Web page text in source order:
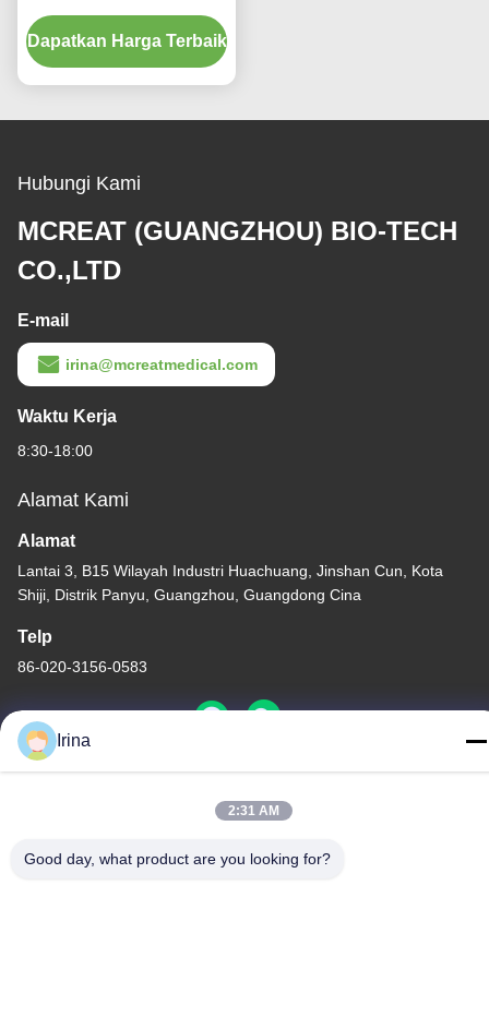
Perlengkapan medis
sekali pakai
Dapatkan Harga Terbaik
Hubungi Kami
MCREAT (GUANGZHOU) BIO-TECH
CO.,LTD
E-mail
irina@mcreatmedical.com
Waktu Kerja
8:30-18:00
Alamat Kami
Alamat
Lantai 3, B15 Wilayah Industri Huachuang, Jinshan Cun, Kota
Shiji, Distrik Panyu, Guangzhou, Guangdong Cina
Telp
86-020-3156-0583
Cina Kualitas Baik Sistem Hisap Tertutup Pemasok. Hak cipta ©
-2026 MCREAT (GUANGZHOU) BIO-TECH CO.,LTD Semua hak
dilindungi.
Irina
2:31 AM
Good day, what product are you looking for?